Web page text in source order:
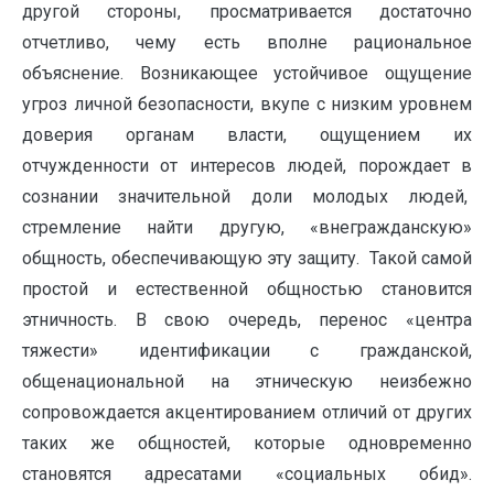
другой стороны, просматривается достаточно
отчетливо, чему есть вполне рациональное
объяснение. Возникающее устойчивое ощущение
угроз личной безопасности, вкупе с низким уровнем
доверия органам власти, ощущением их
отчужденности от интересов людей, порождает в
сознании значительной доли молодых людей,
стремление найти другую, «внегражданскую»
общность, обеспечивающую эту защиту. Такой самой
простой и естественной общностью становится
этничность. В свою очередь, перенос «центра
тяжести» идентификации с гражданской,
общенациональной на этническую неизбежно
сопровождается акцентированием отличий от других
таких же общностей, которые одновременно
становятся адресатами «социальных обид».